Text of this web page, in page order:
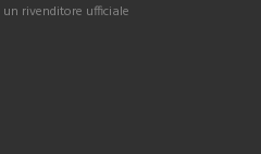
rivenditore ufficiale